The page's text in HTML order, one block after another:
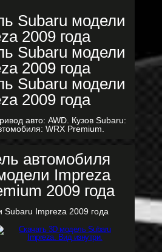
авто: AWD. Кузов Subaru:
WRX Premium.
автомобиля
Impreza
2009 года
Subaru Impreza 2009 года